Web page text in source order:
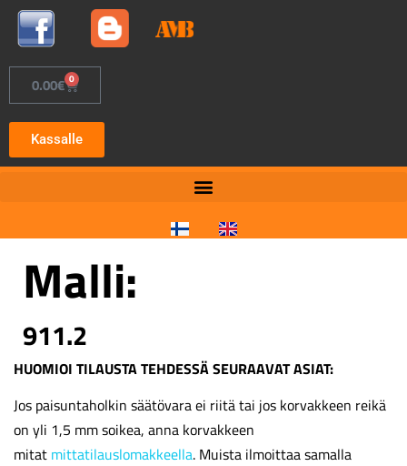
0.00€ 0
Kassalle
Malli:
911.2
HUOMIOI TILAUSTA TEHDESSÄ SEURAAVAT ASIAT:
Jos paisuntaholkin säätövara ei riitä tai jos korvakkeen reikä
on yli 1,5 mm soikea, anna korvakkeen
mitat mittatilauslomakkeella. Muista ilmoittaa samalla